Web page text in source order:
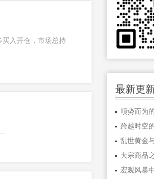
入开仓，市场总持
最新更